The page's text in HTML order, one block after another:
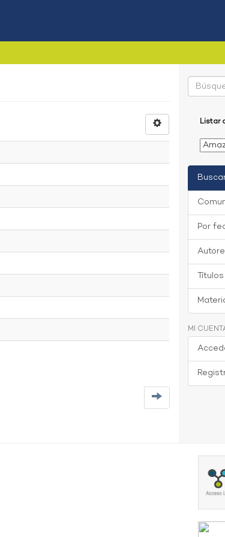
Listar
Por
Títulos
MI